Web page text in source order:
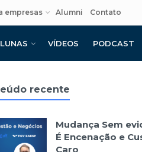
empresas Alumni Contato
VÍDEOS PODCAST
recente
Mudança Sem
É Encenação e
Caro